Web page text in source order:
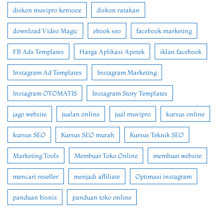
diskon muvipro kentooz diskon ratakan
download Video Magic ebook seo facebook marketing
FB Ads Templates Harga Aplikasi Apotek iklan facebook
Instagram Ad Templates Instagram Marketing
Instagram OTOMATIS Instagram Story Templates
jago website jualan online jual muvipro kursus online
kursus SEO Kursus SEO murah Kursus Teknik SEO
Marketing Tools Membuat Toko Online membuat website
mencari reseller menjadi affiliate Optimasi instagram
panduan bisnis panduan toko online